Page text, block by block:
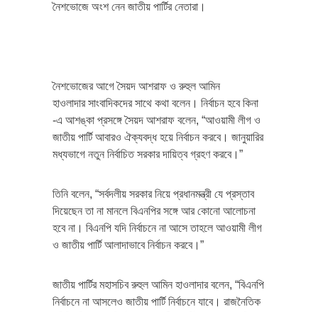
নৈশভোজে অংশ নেন জাতীয় পার্টির নেতারা।
নৈশভোজের আগে সৈয়দ আশরাফ ও রুহুল আমিন
হাওলাদার সাংবাদিকদের সাথে কথা বলেন। নির্বাচন হবে কিনা
-এ আশঙ্কা প্রসঙ্গে সৈয়দ আশরাফ বলেন, “আওয়ামী লীগ ও
জাতীয় পার্টি আবারও ঐক্যবদ্ধ হয়ে নির্বাচন করবে। জানুয়ারির
মধ্যভাগে নতুন নির্বাচিত সরকার দায়িত্ব গ্রহণ করবে।”
তিনি বলেন, “সর্বদলীয় সরকার নিয়ে প্রধানমন্ত্রী যে প্রস্তাব
দিয়েছেন তা না মানলে বিএনপির সঙ্গে আর কোনো আলোচনা
হবে না। বিএনপি যদি নির্বাচনে না আসে তাহলে আওয়ামী লীগ
ও জাতীয় পার্টি আলাদাভাবে নির্বাচন করবে।”
জাতীয় পার্টির মহাসচিব রুহুল আমিন হাওলাদার বলেন, “বিএনপি
নির্বাচনে না আসলেও জাতীয় পার্টি নির্বাচনে যাবে। রাজনৈতিক